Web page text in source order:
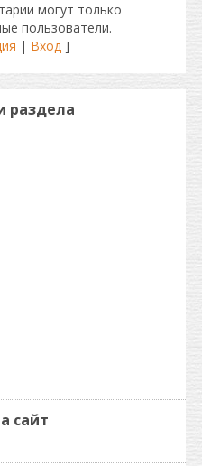
могут только
пользователи.
| Вход]
раздела
сайт